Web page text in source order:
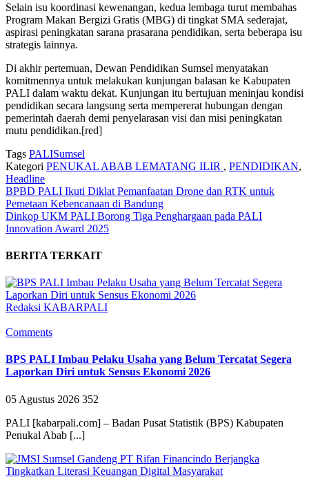
Selain isu koordinasi kewenangan, kedua lembaga turut membahas
Program Makan Bergizi Gratis (MBG) di tingkat SMA sederajat,
aspirasi peningkatan sarana prasarana pendidikan, serta beberapa isu
strategis lainnya.
Di akhir pertemuan, Dewan Pendidikan Sumsel menyatakan
komitmennya untuk melakukan kunjungan balasan ke Kabupaten
PALI dalam waktu dekat. Kunjungan itu bertujuan meninjau kondisi
pendidikan secara langsung serta mempererat hubungan dengan
pemerintah daerah demi penyelarasan visi dan misi peningkatan
mutu pendidikan.[red]
Tags PALISumsel
Kategori PENUKAL ABAB LEMATANG ILIR , PENDIDIKAN,
Headline
BPBD PALI Ikuti Diklat Pemanfaatan Drone dan RTK untuk
Pemetaan Kebencanaan di Bandung
Dinkop UKM PALI Borong Tiga Penghargaan pada PALI
Innovation Award 2025
BERITA TERKAIT
Redaksi KABARPALI
Comments
BPS PALI Imbau Pelaku Usaha yang Belum Tercatat Segera
Laporkan Diri untuk Sensus Ekonomi 2026
05 Agustus 2026 352
PALI [kabarpali.com] – Badan Pusat Statistik (BPS) Kabupaten
Penukal Abab [...]